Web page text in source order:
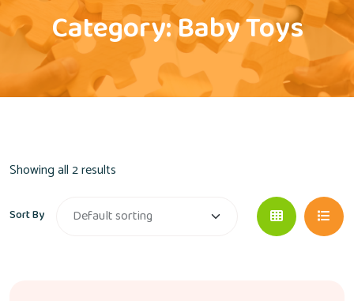
Category:Baby Toys
Showing all 2 results
Sort By